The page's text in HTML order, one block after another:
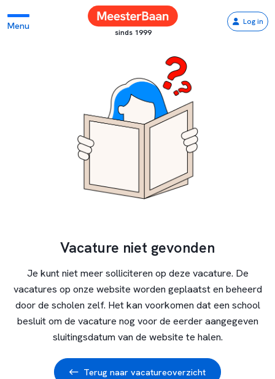
Menu
sinds 1999
Log in
Vacature niet gevonden
Je kunt niet meer solliciteren op deze vacature. De
vacatures op onze website worden geplaatst en beheerd
door de scholen zelf. Het kan voorkomen dat een school
besluit om de vacature nog voor de eerder aangegeven
sluitingsdatum van de website te halen.
Terug naar vacatureoverzicht